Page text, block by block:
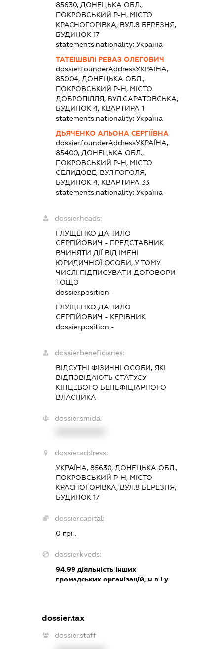
85630, ДОНЕЦЬКА ОБЛ.,
ПОКРОВСЬКИЙ Р-Н, МІСТО
КРАСНОГОРІВКА, ВУЛ.8 БЕРЕЗНЯ,
БУДИНОК 17
statements.nationality:Україна
ТАТЕІШВІЛІ РЕВАЗ ОЛЕГОВИЧ
dossier.founderAddressУКРАЇНА,
85004, ДОНЕЦЬКА ОБЛ.,
ПОКРОВСЬКИЙ Р-Н, МІСТО
ДОБРОПІЛЛЯ, ВУЛ.САРАТОВСЬКА,
БУДИНОК 4, КВАРТИРА 1
statements.nationality:Україна
ДЬЯЧЕНКО АЛЬОНА СЕРГІЇВНА
dossier.founderAddressУКРАЇНА,
85400, ДОНЕЦЬКА ОБЛ.,
ПОКРОВСЬКИЙ Р-Н, МІСТО
СЕЛИДОВЕ, ВУЛ.ГОГОЛЯ,
БУДИНОК 4, КВАРТИРА 33
statements.nationality:Україна
dossier.heads:
ГЛУЩЕНКО ДАНИЛО
СЕРГІЙОВИЧ - ПРЕДСТАВНИК
ВЧИНЯТИ ДІЇ ВІД ІМЕНІ
ЮРИДИЧНОЇ ОСОБИ, У ТОМУ
ЧИСЛІ ПІДПИСУВАТИ ДОГОВОРИ
ТОЩО
dossier.position -
ГЛУЩЕНКО ДАНИЛО
СЕРГІЙОВИЧ - КЕРІВНИК
dossier.position -
dossier.beneficiaries:
ВІДСУТНІ ФІЗИЧНІ ОСОБИ, ЯКІ
ВІДПОВІДАЮТЬ СТАТУСУ
КІНЦЕВОГО БЕНЕФІЦІАРНОГО
ВЛАСНИКА
dossier.smida:
dossier.address:
УКРАЇНА, 85630, ДОНЕЦЬКА ОБЛ.,
ПОКРОВСЬКИЙ Р-Н, МІСТО
КРАСНОГОРІВКА, ВУЛ.8 БЕРЕЗНЯ,
БУДИНОК 17
dossier.capital:
0 грн.
dossier.kveds:
94.99 діяльність інших
громадських організацій, н.в.і.у.
dossier.tax
dossier.staff